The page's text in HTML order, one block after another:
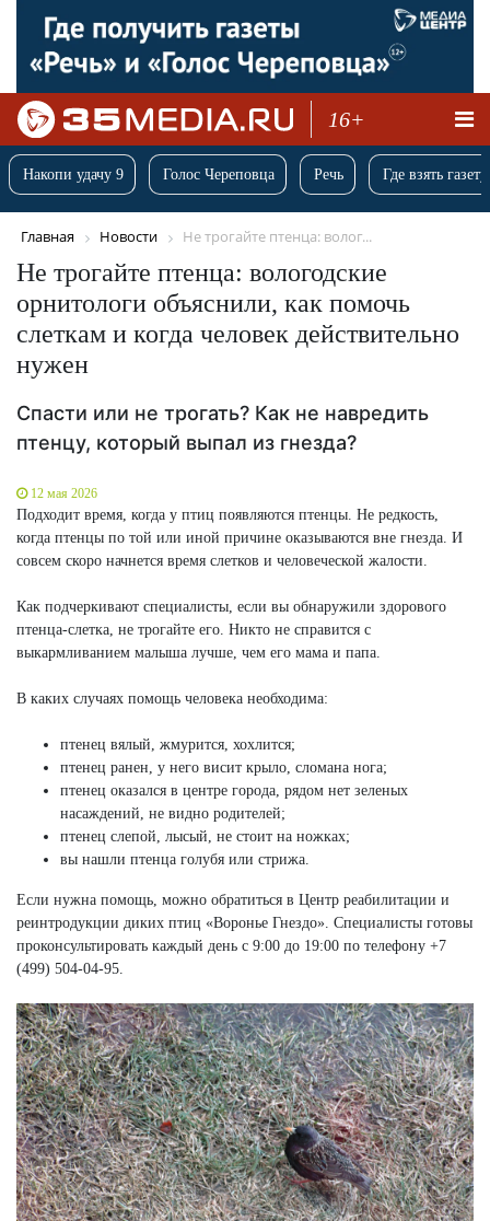
16+
Накопи удачу 9 Голос Череповца Речь Где взять
Главная Новости Не трогайте птенца: волог...
Не трогайте птенца: вологодские
орнитологи объяснили, как помочь
слеткам и когда человек действительно
нужен
Спасти или не трогать? Как не навредить
птенцу, который выпал из гнезда?
12 мая 2026
Подходит время, когда у птиц появляются птенцы. Не редкость,
когда птенцы по той или иной причине оказываются вне гнезда. И
совсем скоро начнется время слетков и человеческой жалости.
Как подчеркивают специалисты, если вы обнаружили здорового
птенца-слетка, не трогайте его. Никто не справится с
выкармливанием малыша лучше, чем его мама и папа.
В каких случаях помощь человека необходима:
птенец вялый, жмурится, хохлится;
птенец ранен, у него висит крыло, сломана нога;
птенец оказался в центре города, рядом нет зеленых
насаждений, не видно родителей;
птенец слепой, лысый, не стоит на ножках;
вы нашли птенца голубя или стрижа.
Если нужна помощь, можно обратиться в Центр реабилитации и
реинтродукции диких птиц «Воронье Гнездо». Специалисты готовы
проконсультировать каждый день с 9:00 до 19:00 по телефону +7
(499) 504-04-95.